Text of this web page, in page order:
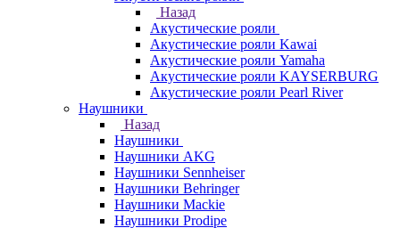
Назад
Акустические рояли
Акустические рояли Kawai
Акустические рояли Yamaha
Акустические рояли KAYSERBURG
Акустические рояли Pearl River
Наушники
Назад
Наушники
Наушники AKG
Наушники Sennheiser
Наушники Behringer
Наушники Mackie
Наушники Prodipe